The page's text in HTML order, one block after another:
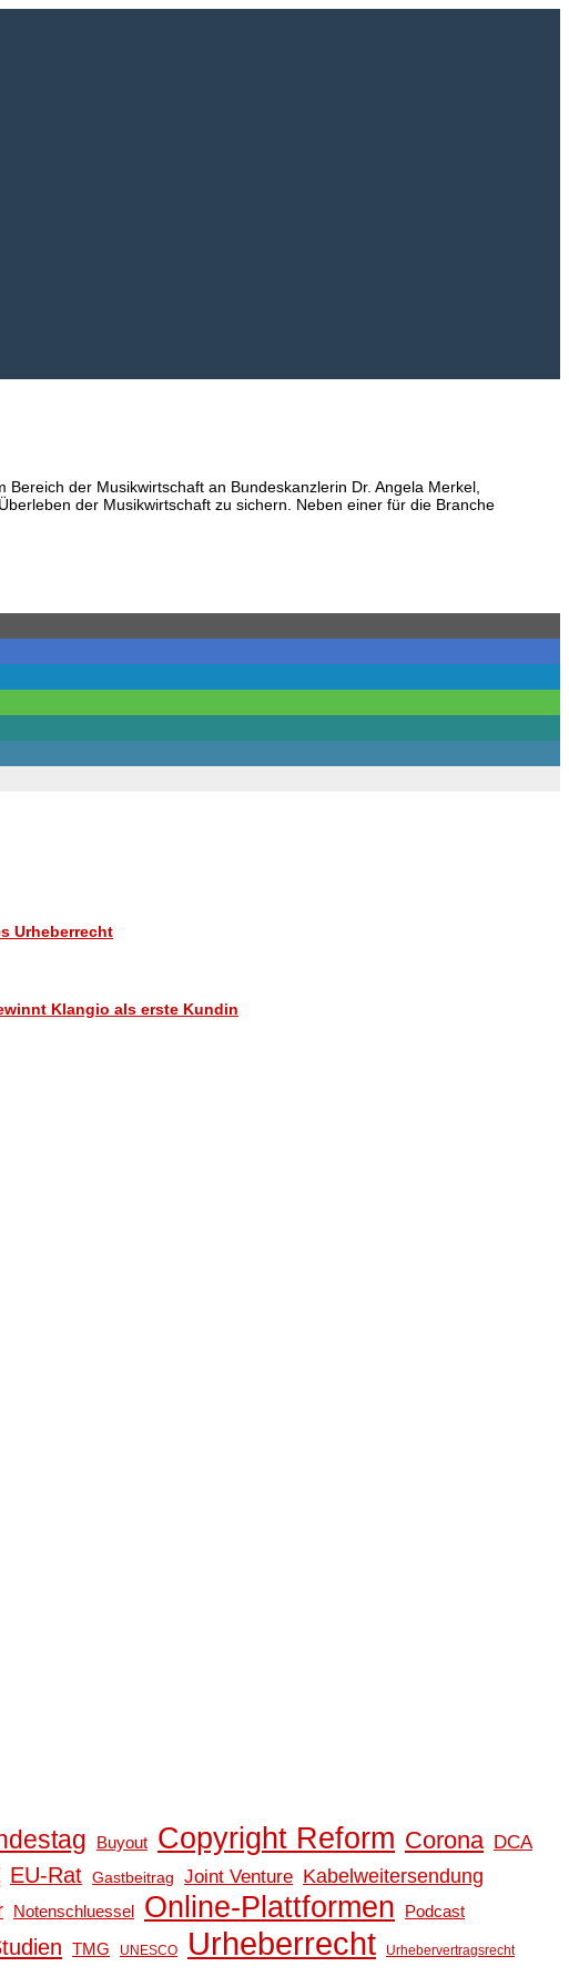
der Musikwirtschaft an Bundeskanzlerin Dr. Angela Merkel,
der Musikwirtschaft zu sichern.
Neben einer für die Branche
Urheberrecht
Klangio als erste Kundin
Buyout Copyright Reform Corona DCA
EU-Rat Gastbeitrag Joint Venture Kabelweitersendung
Notenschluessel Online-Plattformen Podcast
TMG UNESCO Urheberrecht Urhebervertragsrecht